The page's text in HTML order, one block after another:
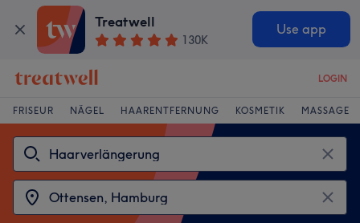
Treatwell
130K
Use app
LOGIN
FRISEUR NÄGEL HAARENTFERNUNG KOSMETIK MASSAGE